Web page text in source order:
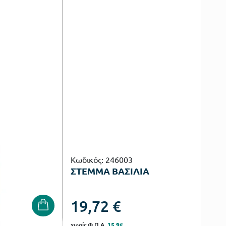
Κωδικός: 246003
ΣΤΕΜΜΑ ΒΑΣΙΛΙΑ
19,72 €